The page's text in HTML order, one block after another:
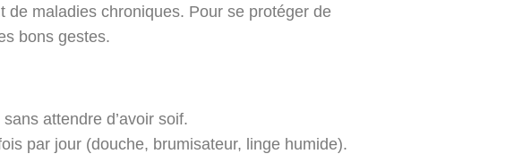
de maladies chroniques. Pour se protéger de
bons gestes.
attendre d’avoir soif.
par jour (douche, brumisateur, linge humide).